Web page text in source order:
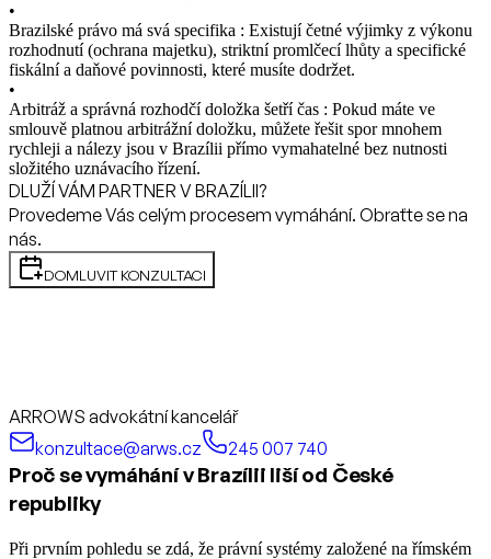
•
Brazilské právo má svá specifika : Existují četné výjimky z výkonu
rozhodnutí (ochrana majetku), striktní promlčecí lhůty a specifické
fiskální a daňové povinnosti, které musíte dodržet.
•
Arbitráž a správná rozhodčí doložka šetří čas : Pokud máte ve
smlouvě platnou arbitrážní doložku, můžete řešit spor mnohem
rychleji a nálezy jsou v Brazílii přímo vymahatelné bez nutnosti
složitého uznávacího řízení.
DLUŽÍ VÁM PARTNER V BRAZÍLII?
Provedeme Vás celým procesem vymáhání. Obraťte se na
nás.
DOMLUVIT KONZULTACI
ARROWS advokátní kancelář
konzultace@arws.cz
245 007 740
Proč se vymáhání v Brazílii liší od České
republiky
Při prvním pohledu se zdá, že právní systémy založené na římském